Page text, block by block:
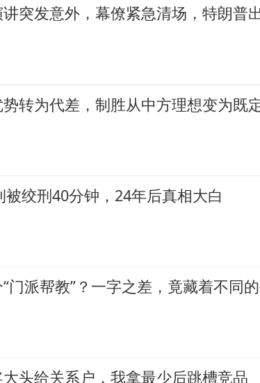
突发意外，幕僚紧急清场，特朗普
转为代差，制胜从中方理想变为既
被绞刑40分钟，24年后真相大白
门派帮教”？一字之差，竟藏着不同
头给关系户，我拿最少后跳槽竞品